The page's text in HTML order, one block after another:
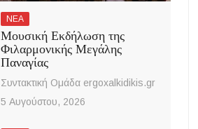
ΝΕΑ
Μουσική Εκδήλωση της
Φιλαρμονικής Μεγάλης
Παναγίας
Συντακτική Ομάδα ergoxalkidikis.gr
5 Αυγούστου, 2026